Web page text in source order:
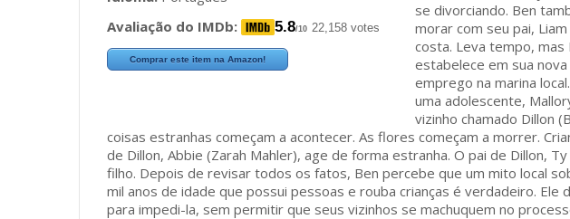
Avaliação do IMDb:
5.8/10 22,158 votes
Comprar este item na Amazon!
se divorciando. Ben
morar com seu pai,
costa. Leva tempo, mas
estabelece em sua
emprego na marina
uma adolescente,
vizinho chamado Dillon
coisas estranhas começam a acontecer. As flores começam a morrer.
de Dillon, Abbie (Zarah Mahler), age de forma estranha. O pai de Dillon,
filho. Depois de revisar todos os fatos, Ben percebe que um mito local
mil anos de idade que possui pessoas e rouba crianças é verdadeiro.
para impedi-la, sem permitir que seus vizinhos se machuquem no